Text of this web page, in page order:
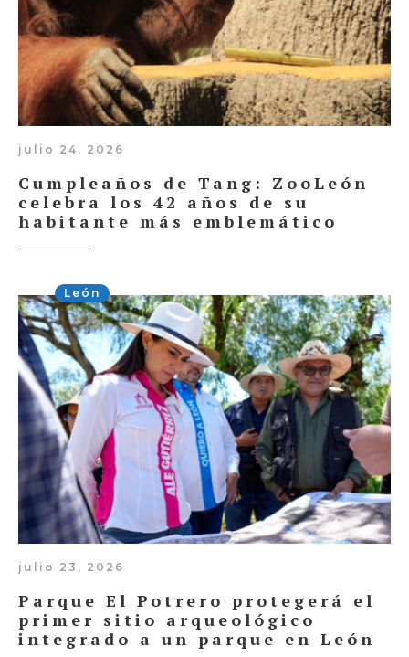
julio 24, 2026
Cumpleaños de Tang: ZooLeón
celebra los 42 años de su
habitante más emblemático
León
julio 23, 2026
Parque El Potrero protegerá el
primer sitio arqueológico
integrado a un parque en León